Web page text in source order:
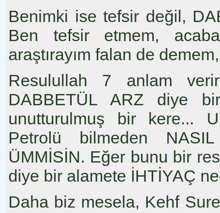
Benimki ise tefsir değil,
Ben tefsir etmem,
araştırayım falan de
Resulullah 7 anlam
DABBETÜL ARZ diye
unutturulmuş bir kere...
Petrolü bilmeden
ÜMMİSİN. Eğer bunu bir
diye bir alamete İHTİYAÇ
Daha biz mesela, Kehf